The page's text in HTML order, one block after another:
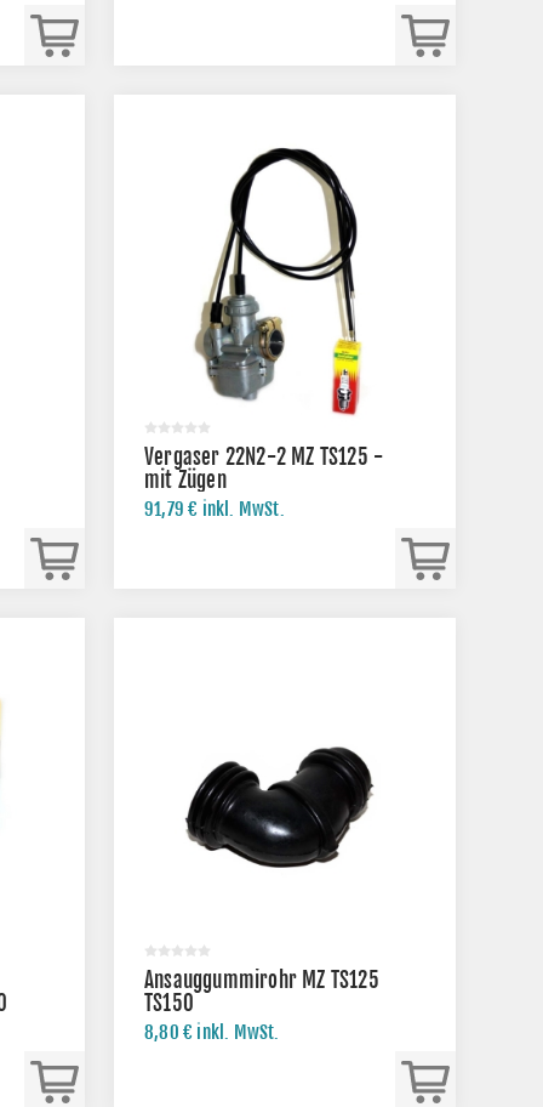
Vergaser 22N2-2 MZ TS125 -
mit Zügen
91,79 € inkl. MwSt.
Ansauggummirohr MZ TS125
TS150
8,80 € inkl. MwSt.